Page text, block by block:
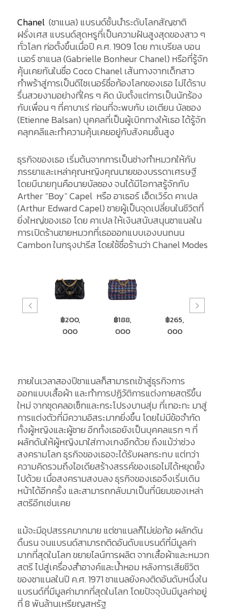
Chanel (ชาแนล) แบรนด์ชั้นนำระดับโลกสัญชาติ
ฝรั่งเศส แบรนด์สุดหรูที่เป็นความฝันสูงสุดของสาว ๆ
ทั่วโลก ก่อตั้งขึ้นเมื่อปี ค.ศ. 1909 โดย กาเบรียล บอน
เนอร์ ชาแนล (Gabrielle Bonheur Chanel) หรือที่รู้จัก
คุ้นเคยกันในชื่อ Coco Chanel เส้นทางจากเด็กสาว
กำพร้าสู่การเป็นดีไซเนอร์ชื่อก้องโลกของเธอ ไม่ได้ราบ
รื่นสวยงามอย่างที่ใคร ๆ คิด นับตั้งแต่การเป็นนักร้อง
กับเพื่อน ๆ ที่คาบาเร่ ก่อนที่จะพบกับ เอเตียน บัลซอง
(Etienne Balsan) บุคคลที่เป็นผู้เบิกทางให้เธอ ได้รู้จัก
คลุกคลีและทำความคุ้นเคยอยู่กับสังคมชั้นสูง
ธุรกิจของเธอ เริ่มต้นจากการเป็นช่างทำหมวกให้กับ
ภรรยาและเหล่าคุณหญิงคุณนายของบรรดาเศรษฐี
โดยมีนายทุนคือนายบัลซอง จนได้มีโอกาสรู้จักกับ
Arther “Boy” Capel หรือ อาเธอร์ เอ็ดเวิร์ด คาเปล
(Arthur Edward Capel) ชายผู้เป็นจุดเปลี่ยนในชีวิตที่
ยิ่งใหญ่ของเธอ โดย คาเปล ให้เงินสนับสนุนชาแนลใน
การเปิดร้านขายหมวกที่เธอออกแบบเองบนถนน
Cambon ในกรุงปารีส โดยใช้ชื่อร้านว่า Chanel Modes
฿200,
000
฿188,
000
฿265,
000
ภายในเวลาสองปีชาแนลก็สามารถเข้าสู่ธุรกิจการ
ออกแบบเสื้อผ้า และทำการปฏิวัติการแต่งกายสตรีขึ้น
ใหม่ จากชุดคลอเซ็ทและกระโปรงบานสุ่ม ที่เทอะทะ มาสู่
การแต่งตัวที่มีความอิสระมากยิ่งขึ้น โดยไม่มีข้อจำกัด
ทั้งผู้หญิงและผู้ชาย อีกทั้งเธอยังเป็นบุคคลแรก ๆ ที่
ผลักดันให้ผู้หญิงมาใส่กางเกงอีกด้วย ถึงแม้ว่าช่วง
สงครามโลก ธุรกิจของเธอจะได้รับผลกระทบ แต่ทว่า
ความคิดรวมถึงไอเดียสร้างสรรค์ของเธอไม่ได้หยุดยั้ง
ไปด้วย เมื่อสงครามสงบลง ธุรกิจของเธอจึงเริ่มเดิน
หน้าได้อีกครั้ง และสามารถกลับมาเป็นที่นิยมของเหล่า
สตรีอีกเช่นเคย
แม้จะมีอุปสรรคมากมาย แต่ชาแนลก็ไม่ย่อท้อ ผลักดัน
ดิ้นรน จนแบรนด์สามารถติดอันดับแบรนด์ที่มีมูลค่า
มากที่สุดในโลก ขยายไลน์การผลิต จากเสื้อผ้าและหมวก
สตรี ไปสู่เครื่องสำอางค์และน้ำหอม หลังการเสียชีวิต
ของชาแนลในปี ค.ศ. 1971 ชาแนลยังคงติดอันดับหนึ่งใน
แบรนด์ที่มีมูลค่ามากที่สุดในโลก โดยปัจจุบันมีมูลค่าอยู่
ที่ 8 พันล้านเหรียญสหรัฐ